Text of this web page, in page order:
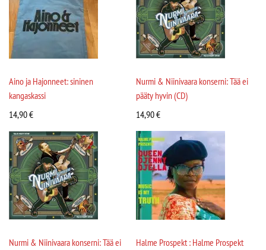
Aino ja Hajonneet: sininen
kangaskassi
14,90€
Nurmi & Niinivaara konserni: Tää ei
pääty hyvin (CD)
14,90€
Nurmi & Niinivaara konserni: Tää ei
Halme Prospekt : Halme Prospekt